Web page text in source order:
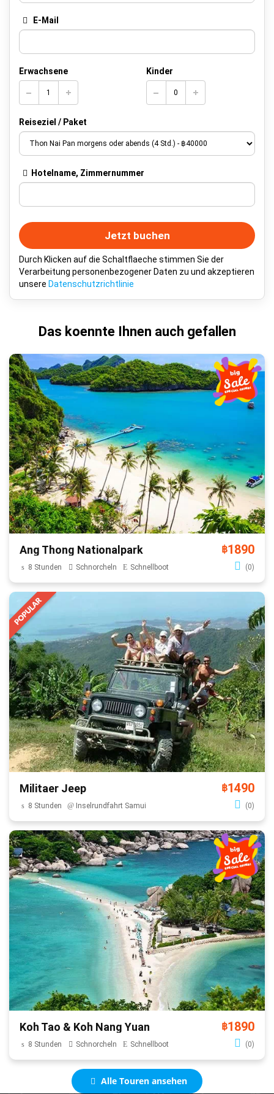
E-Mail
Erwachsene Kinder
Reiseziel / Paket
Hotelname, Zimmernummer
Jetzt buchen
Durch Klicken auf die Schaltflaeche stimmen Sie der
Verarbeitung personenbezogener Daten zu und akzeptieren
unsere Datenschutzrichtlinie
Das koennte Ihnen auch gefallen
Ang Thong Nationalpark ฿1890
8 Stunden Schnorcheln Schnellboot (0)
Militaer Jeep ฿1490
8 Stunden Inselrundfahrt Samui (0)
Koh Tao & Koh Nang Yuan ฿1890
8 Stunden Schnorcheln Schnellboot (0)
Alle Touren ansehen